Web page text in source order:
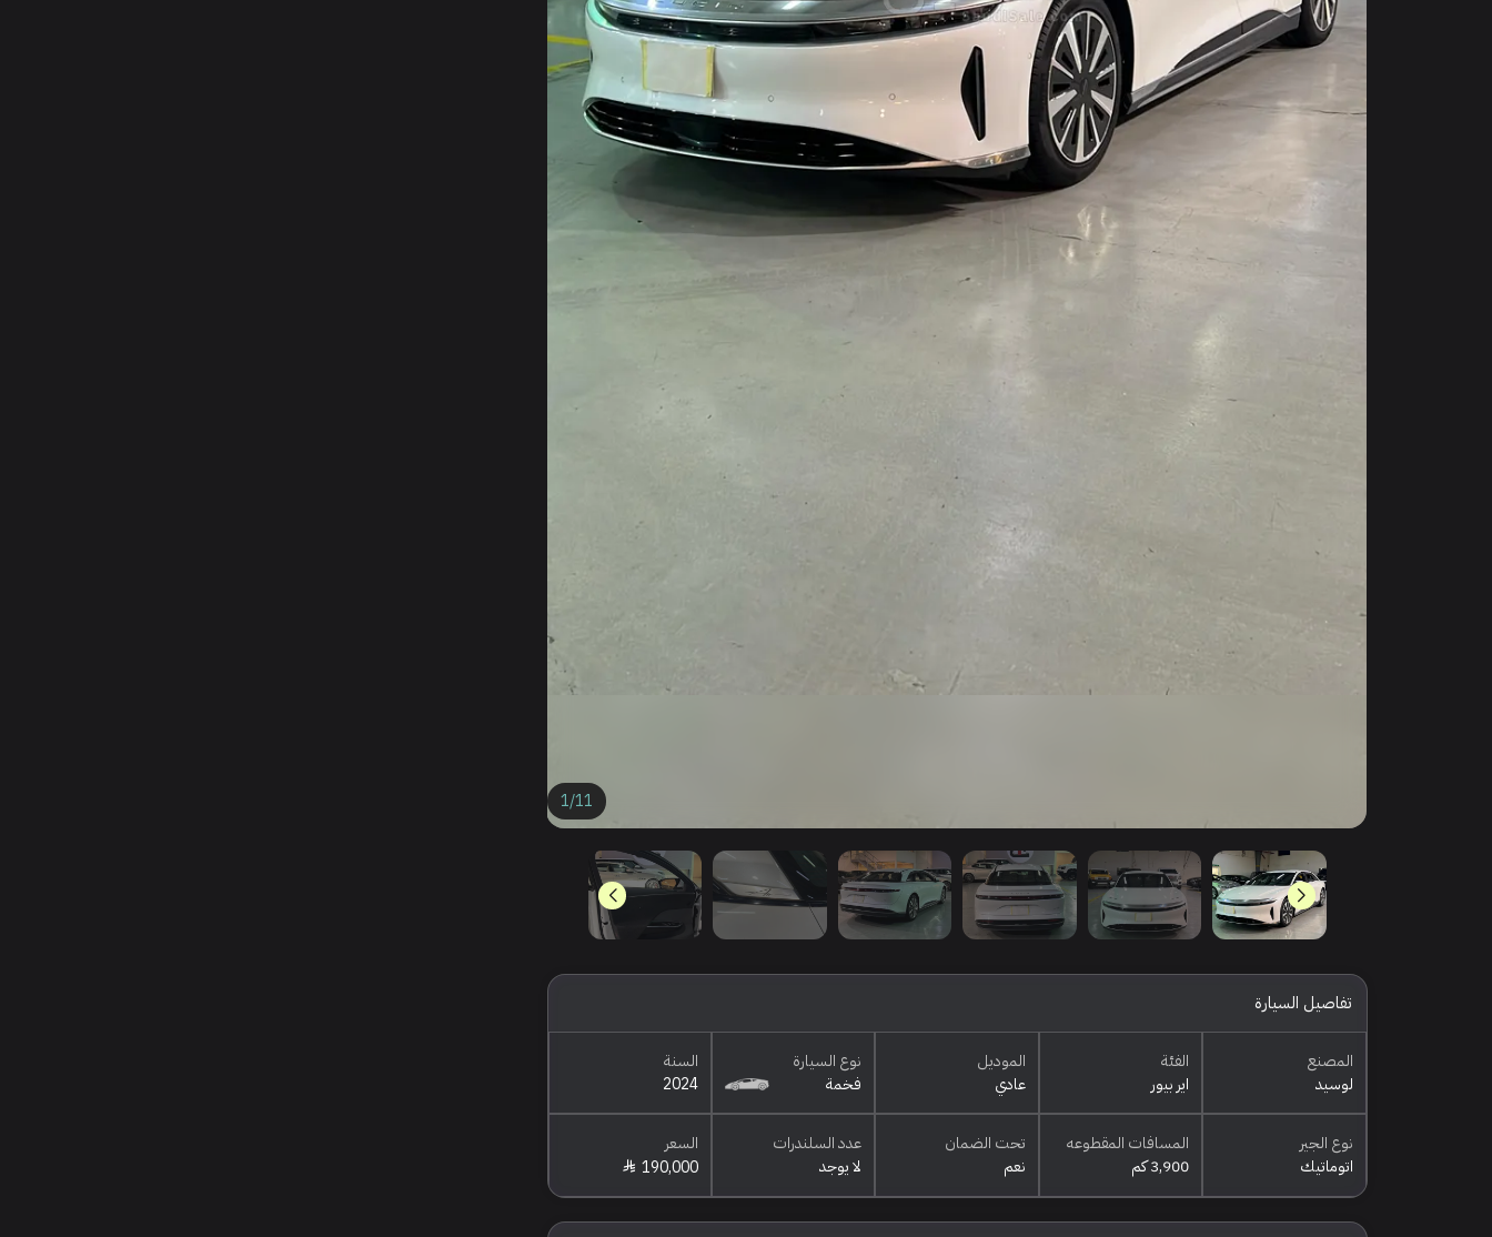
1/11
تفاصيل السيارة
المصنع
لوسيد
الفئة
اير بيور
الموديل
عادي
نوع السيارة
فخمة
السنة
2024
نوع الجير
اتوماتيك
المسافات المقطوعه
3,900 كم
تحت الضمان
نعم
عدد السلندرات
لا يوجد
السعر
190,000